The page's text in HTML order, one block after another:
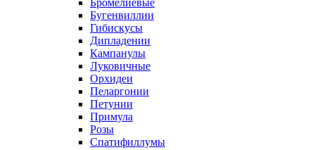
Бугенвиллии
Гибискусы
Дипладении
Кампанулы
Луковичные
Орхидеи
Пеларгонии
Петунии
Примула
Розы
Спатифиллумы